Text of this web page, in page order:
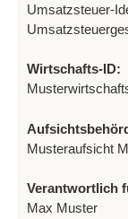
Umsatzsteuer-
Wirtschafts-ID:
Musteraufsicht
Verantwortlich
Max Muster